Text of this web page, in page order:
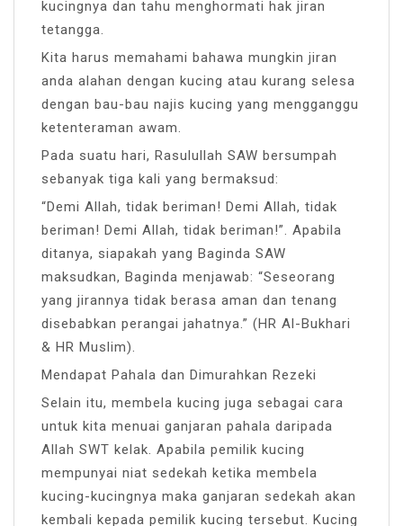
kucingnya dan tahu menghormati hak jiran
tetangga.
Kita harus memahami bahawa mungkin jiran
anda alahan dengan kucing atau kurang selesa
dengan bau-bau najis kucing yang mengganggu
ketenteraman awam.
Pada suatu hari, Rasulullah SAW bersumpah
sebanyak tiga kali yang bermaksud:
“Demi Allah, tidak beriman! Demi Allah, tidak
beriman! Demi Allah, tidak beriman!”. Apabila
ditanya, siapakah yang Baginda SAW
maksudkan, Baginda menjawab: “Seseorang
yang jirannya tidak berasa aman dan tenang
disebabkan perangai jahatnya.” (HR Al-Bukhari
& HR Muslim).
Mendapat Pahala dan Dimurahkan Rezeki
Selain itu, membela kucing juga sebagai cara
untuk kita menuai ganjaran pahala daripada
Allah SWT kelak. Apabila pemilik kucing
mempunyai niat sedekah ketika membela
kucing-kucingnya maka ganjaran sedekah akan
kembali kepada pemilik kucing tersebut. Kucing